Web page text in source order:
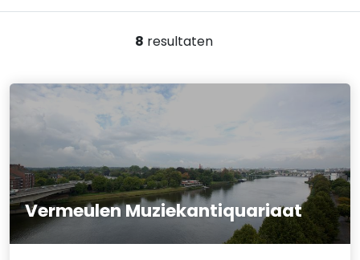
8 resultaten
Vermeulen Muziekantiquariaat